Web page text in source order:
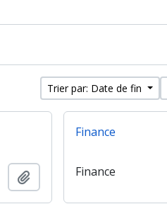
Trier par: Date de fin
Ajouter au presse-papier
Finance
Finance